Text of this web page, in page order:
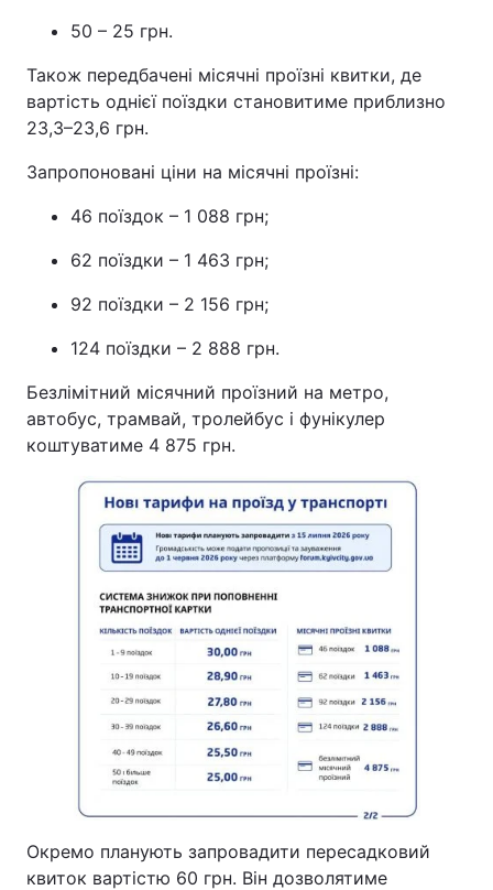
50 – 25 грн.
Також передбачені місячні проїзні квитки, де
вартість однієї поїздки становитиме приблизно
23,3–23,6 грн.
Запропоновані ціни на місячні проїзні:
46 поїздок – 1 088 грн;
62 поїздки – 1 463 грн;
92 поїздки – 2 156 грн;
124 поїздки – 2 888 грн.
Безлімітний місячний проїзний на метро,
автобус, трамвай, тролейбус і фунікулер
коштуватиме 4 875 грн.
Окремо планують запровадити пересадковий
квиток вартістю 60 грн. Він дозволятиме